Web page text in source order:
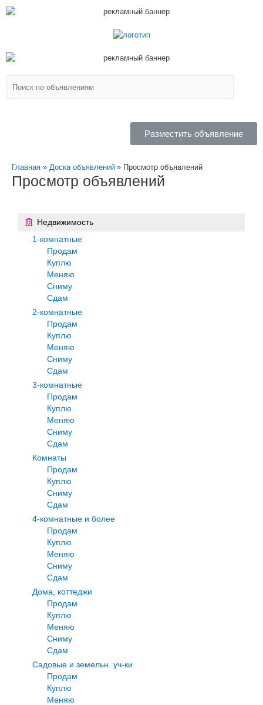
Разместить объявление
Главная Доска объявлений Просмотр объявлений
Просмотр объявлений
Недвижимость
1-комнатные
Продам
Куплю
Меняю
Сниму
Сдам
2-комнатные
Продам
Куплю
Меняю
Сниму
Сдам
3-комнатные
Продам
Куплю
Меняю
Сниму
Сдам
Комнаты
Продам
Куплю
Сниму
Сдам
4-комнатные и более
Продам
Куплю
Меняю
Сниму
Сдам
Дома, коттеджи
Продам
Куплю
Меняю
Сниму
Сдам
Садовые и земельн. уч-ки
Продам
Куплю
Меняю